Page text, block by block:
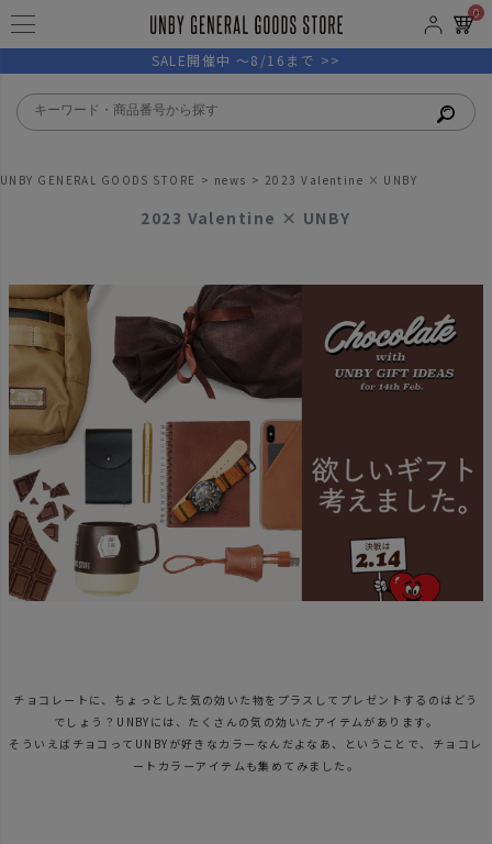
0
SALE開催中 ～8/16まで >>
UNBY GENERAL GOODS STORE news 2023 Valentine × UNBY
2023 Valentine × UNBY
チョコレートに、ちょっとした気の効いた物をプラスしてプレゼントするのはどう
でしょう？UNBYには、たくさんの気の効いたアイテムがあります。
そういえばチョコってUNBYが好きなカラーなんだよなあ、ということで、チョコレ
ートカラーアイテムも集めてみました。